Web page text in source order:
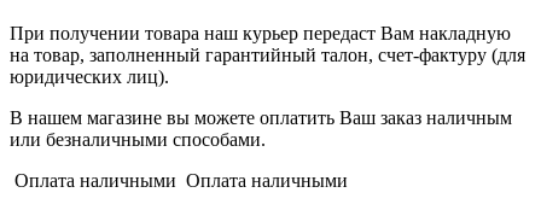
При получении товара наш курьер передаст Вам накладную
на товар, заполненный гарантийный талон, счет-фактуру (для
юридических лиц).
В нашем магазине вы можете оплатить Ваш заказ наличным
или безналичными способами.
Оплата наличными Оплата наличными